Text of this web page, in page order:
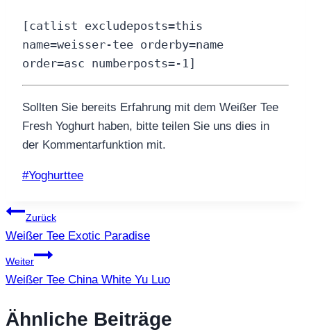
[catlist excludeposts=this
name=weisser-tee orderby=name
order=asc numberposts=-1]
Sollten Sie bereits Erfahrung mit dem Weißer Tee
Fresh Yoghurt haben, bitte teilen Sie uns dies in
der Kommentarfunktion mit.
Schlagworte:
#Yoghurttee
Beitragsnavigation
Zurück
Weißer Tee Exotic Paradise
Weiter
Weißer Tee China White Yu Luo
Ähnliche Beiträge